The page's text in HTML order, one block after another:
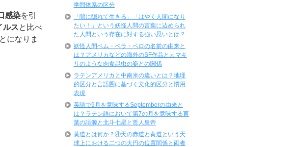
感染を引
ルスと比べ
になりま
学問体系の区分
「闇に隠れて生きる」「はやく人間になり
たい！」という妖怪人間の言葉に込められ
た人間という存在に対する強い思いとは？
妖怪人間ベム・ベラ・ベロの名前の由来と
は？アメリカなどの海外のSF作品とカマキ
リのような肉食昆虫の姿との関係
ラテンアメリカと中南米の違いとは？地理
的区分と言語圏に基づく文化的区分と慣用
表現
英語で9月を意味するSeptemberの由来と
は？ラテン語において第7の月を意味する言
葉の語源と北斗七星と哲人皇帝
黄道とは何か？④天の赤道と黄道という天
球上における二つの大円の位置関係と両者